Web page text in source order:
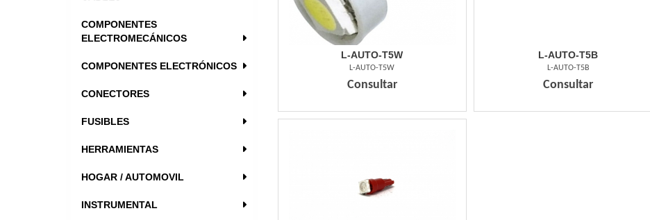
COMPONENTES
ELECTROMECÁNICOS
COMPONENTES ELECTRÓNICOS
CONECTORES
FUSIBLES
HERRAMIENTAS
HOGAR / AUTOMOVIL
INSTRUMENTAL
L-AUTO-T5W
L-AUTO-T5W
Consultar
L-AUTO-T5B
L-AUTO-T5B
Consultar